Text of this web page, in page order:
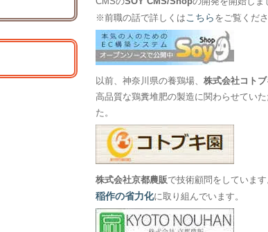
※前職の話で詳しくは こちら をご覧くださ
以前、神奈川県の養鶏場、株式会社コトブ
高品質な鶏糞堆肥の製造に関わらせていた
た。
株式会社京都農販で技術顧問をしています
稲作の省力化に取り組んでいます。